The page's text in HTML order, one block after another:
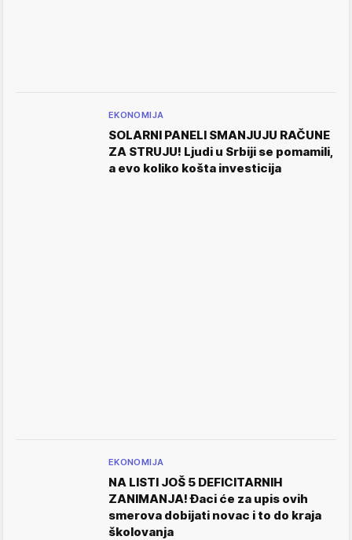
EKONOMIJA
SOLARNI PANELI SMANJUJU RAČUNE
ZA STRUJU! Ljudi u Srbiji se pomamili,
a evo koliko košta investicija
EKONOMIJA
NA LISTI JOŠ 5 DEFICITARNIH
ZANIMANJA! Đaci će za upis ovih
smerova dobijati novac i to do kraja
školovanja